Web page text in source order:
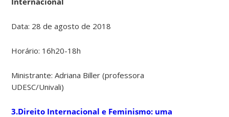
Data: 28 de agosto de 2018
Horário: 16h20-18h
Ministrante: Adriana Biller (professora
UDESC/Univali)
3.Direito Internacional e Feminismo: uma